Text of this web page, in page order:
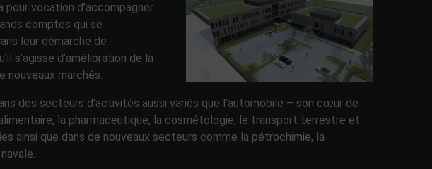
pour vocation d’accompagner
comptes qui se
leur démarche de
s’agisse d’amélioration de la
nouveaux marchés.
des secteurs d’activités aussi variés que l’automobile – son cœur de
alimentaire, la pharmaceutique, la cosmétologie, le transport terrestre et
ainsi que dans de nouveaux secteurs comme la pétrochimie, la